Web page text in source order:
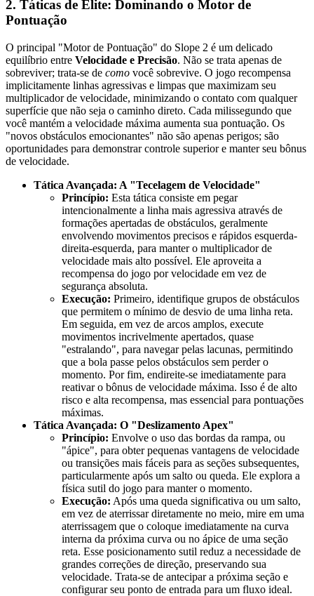
2. Táticas de Elite: Dominando o Motor de
Pontuação
O principal "Motor de Pontuação" do Slope 2 é um delicado
equilíbrio entre Velocidade e Precisão. Não se trata apenas de
sobreviver; trata-se de como você sobrevive. O jogo recompensa
implicitamente linhas agressivas e limpas que maximizam seu
multiplicador de velocidade, minimizando o contato com qualquer
superfície que não seja o caminho direto. Cada milissegundo que
você mantém a velocidade máxima aumenta sua pontuação. Os
"novos obstáculos emocionantes" não são apenas perigos; são
oportunidades para demonstrar controle superior e manter seu bônus
de velocidade.
Tática Avançada: A "Tecelagem de Velocidade"
Princípio: Esta tática consiste em pegar
intencionalmente a linha mais agressiva através de
formações apertadas de obstáculos, geralmente
envolvendo movimentos precisos e rápidos esquerda-
direita-esquerda, para manter o multiplicador de
velocidade mais alto possível. Ele aproveita a
recompensa do jogo por velocidade em vez de
segurança absoluta.
Execução: Primeiro, identifique grupos de obstáculos
que permitem o mínimo de desvio de uma linha reta.
Em seguida, em vez de arcos amplos, execute
movimentos incrivelmente apertados, quase
"estralando", para navegar pelas lacunas, permitindo
que a bola passe pelos obstáculos sem perder o
momento. Por fim, endireite-se imediatamente para
reativar o bônus de velocidade máxima. Isso é de alto
risco e alta recompensa, mas essencial para pontuações
máximas.
Tática Avançada: O "Deslizamento Apex"
Princípio: Envolve o uso das bordas da rampa, ou
"ápice", para obter pequenas vantagens de velocidade
ou transições mais fáceis para as seções subsequentes,
particularmente após um salto ou queda. Ele explora a
física sutil do jogo para manter o momento.
Execução: Após uma queda significativa ou um salto,
em vez de aterrissar diretamente no meio, mire em uma
aterrissagem que o coloque imediatamente na curva
interna da próxima curva ou no ápice de uma seção
reta. Esse posicionamento sutil reduz a necessidade de
grandes correções de direção, preservando sua
velocidade. Trata-se de antecipar a próxima seção e
configurar seu ponto de entrada para um fluxo ideal.